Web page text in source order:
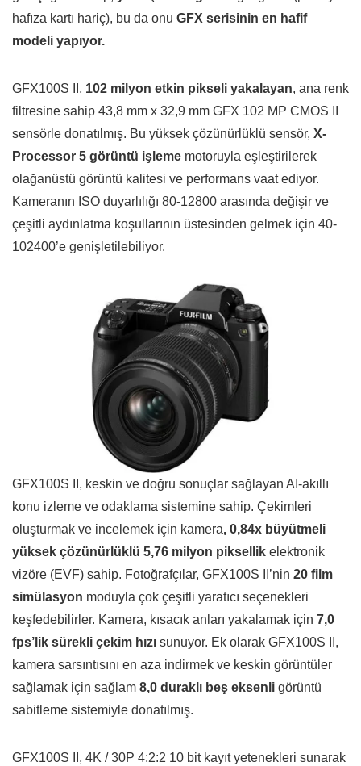
hafıza kartı hariç), bu da onu GFX serisinin en hafif
modeli yapıyor.
GFX100S II, 102 milyon etkin pikseli yakalayan, ana renk
filtresine sahip 43,8 mm x 32,9 mm GFX 102 MP CMOS II
sensörle donatılmış. Bu yüksek çözünürlüklü sensör, X-
Processor 5 görüntü işleme motoruyla eşleştirilerek
olağanüstü görüntü kalitesi ve performans vaat ediyor.
Kameranın ISO duyarlılığı 80-12800 arasında değişir ve
çeşitli aydınlatma koşullarının üstesinden gelmek için 40-
102400’e genişletilebiliyor.
GFX100S II, keskin ve doğru sonuçlar sağlayan AI-akıllı
konu izleme ve odaklama sistemine sahip. Çekimleri
oluşturmak ve incelemek için kamera, 0,84x büyütmeli
yüksek çözünürlüklü 5,76 milyon piksellik elektronik
vizöre (EVF) sahip. Fotoğrafçılar, GFX100S II’nin 20 film
simülasyon moduyla çok çeşitli yaratıcı seçenekleri
keşfedebilirler. Kamera, kısacık anları yakalamak için 7,0
fps’lik sürekli çekim hızı sunuyor. Ek olarak GFX100S II,
kamera sarsıntısını en aza indirmek ve keskin görüntüler
sağlamak için sağlam 8,0 duraklı beş eksenli görüntü
sabitleme sistemiyle donatılmış.
GFX100S II, 4K / 30P 4:2:2 10 bit kayıt yetenekleri sunarak